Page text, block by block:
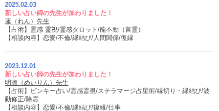
2025.02.03
新しい占い師の先生が加わりました！
蓮（れん）先生
【占術】霊感 霊視/霊感タロット/龍不動（言霊）
【相談内容】恋愛/不倫/縁結び/人間関係/復縁
2023.12.01
新しい占い師の先生が加わりました！
明凛（めいりん）先生
【占術】ピンキー占い/霊感霊視/ステラマージ占星術/縁切り・縁結び/波
動修正/除霊
【相談内容】恋愛/不倫/縁結び/復縁/仕事